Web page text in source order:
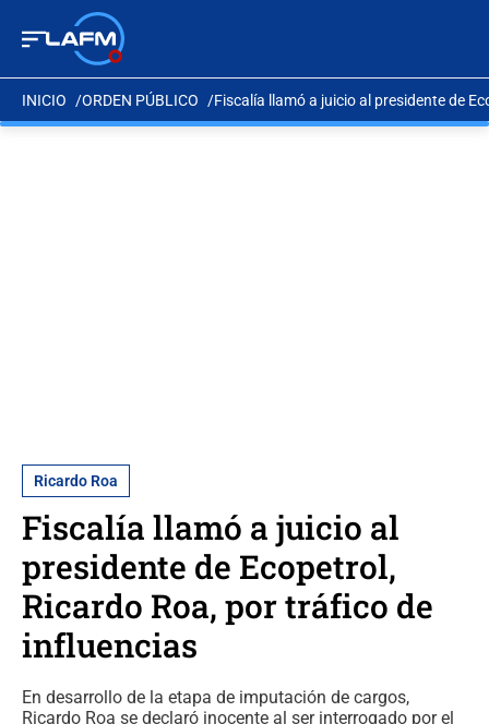
INICIO ORDEN PÚBLICO Fiscalía llamó a juicio al presidente de
Ricardo Roa
Fiscalía llamó a juicio al
presidente de Ecopetrol,
Ricardo Roa, por tráfico de
influencias
En desarrollo de la etapa de imputación de cargos,
Ricardo Roa se declaró inocente al ser interrogado por el